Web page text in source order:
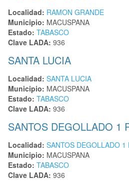
Localidad: RAMON GRANDE
Municipio: MACUSPANA
Estado: TABASCO
Clave LADA: 936
SANTA LUCIA
Localidad: SANTA LUCIA
Municipio: MACUSPANA
Estado: TABASCO
Clave LADA: 936
SANTOS DEGOLLADO 1
Localidad: SANTOS DEGOLLADO 1
Municipio: MACUSPANA
Estado: TABASCO
Clave LADA: 936